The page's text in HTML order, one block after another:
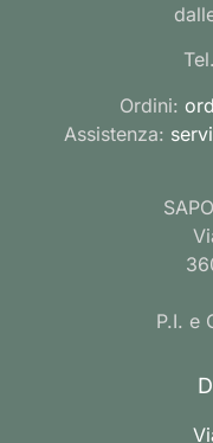
Ordini:
Assistenza:
P.I. e